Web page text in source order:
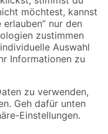
Angebote sind unter
Verfügbarkeiten beziehen